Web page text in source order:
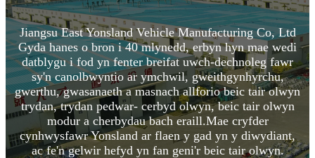
Jiangsu East Yonsland Vehicle Manufacturing Co, Ltd
Gyda hanes o bron i 40 mlynedd, erbyn hyn mae wedi
datblygu i fod yn fenter breifat uwch-dechnoleg fawr
sy'n canolbwyntio ar ymchwil, gweithgynhyrchu,
gwerthu, gwasanaeth a masnach allforio beic tair olwyn
trydan, trydan pedwar- cerbyd olwyn, beic tair olwyn
modur a cherbydau bach eraill.Mae cryfder
cynhwysfawr Yonsland ar flaen y gad yn y diwydiant,
ac fe'n gelwir hefyd yn fan geni'r beic tair olwyn.